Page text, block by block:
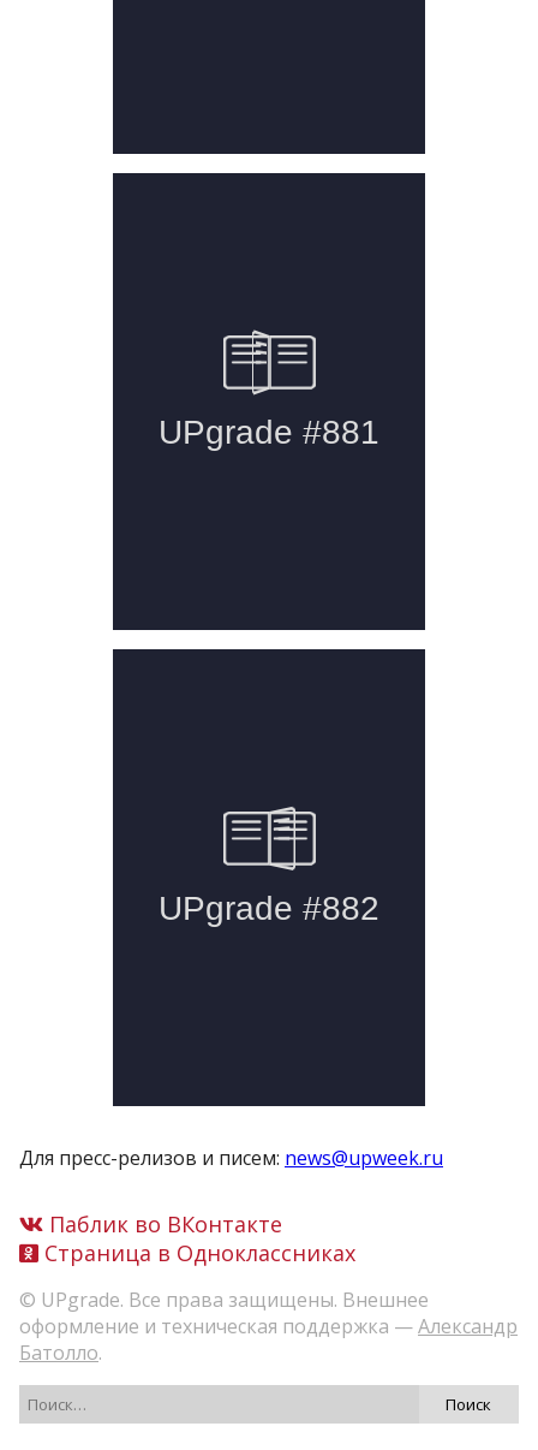
Для пресс-релизов и писем: news@upweek.ru
Паблик во ВКонтакте
Страница в Одноклассниках
© UPgrade. Все права защищены. Внешнее
оформление и техническая поддержка —Александр
Батолло.